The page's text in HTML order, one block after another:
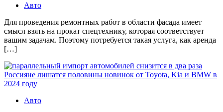
Авто
Для проведения ремонтных работ в области фасада имеет
смысл взять на прокат спецтехнику, которая соответствует
вашим задачам. Поэтому потребуется такая услуга, как аренда
[…]
Россияне лишатся половины новинок от Toyota, Kia и BMW в
2024 году
Авто